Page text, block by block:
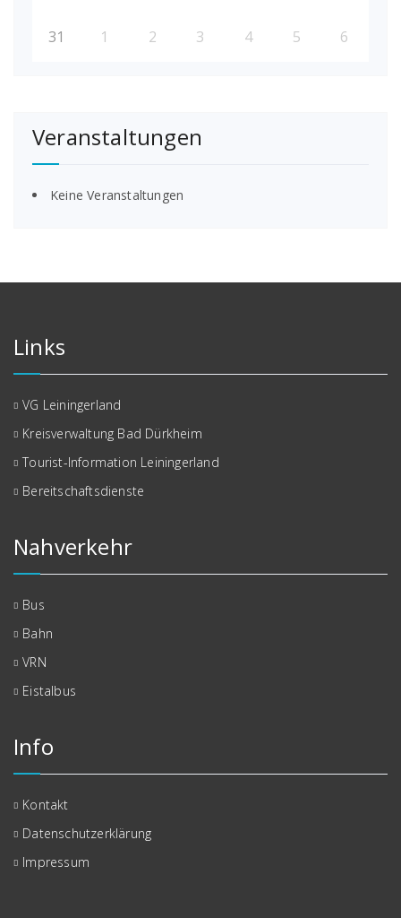
31 1 2 3 4 5 6
Veranstaltungen
Keine Veranstaltungen
Links
VG Leiningerland
Kreisverwaltung Bad Dürkheim
Tourist-Information Leiningerland
Bereitschaftsdienste
Nahverkehr
Bus
Bahn
VRN
Eistalbus
Info
Kontakt
Datenschutzerklärung
Impressum